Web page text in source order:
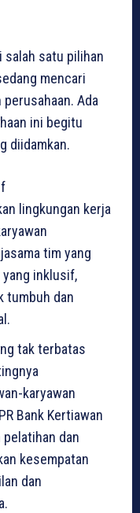
salah satu pilihan
mencari
Ada
ini begitu
diidamkan.
lingkungan kerja
tim yang
yang inklusif,
tumbuh dan
tak terbatas
karyawan
Bank Kertiawan
dan
kesempatan
dan